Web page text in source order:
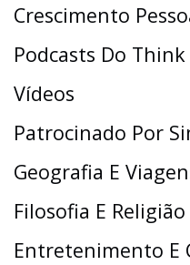
Crescimento
Podcasts Do
Vídeos
Patrocinado Por
Geografia E
Filosofia E Religião
Entretenimento E